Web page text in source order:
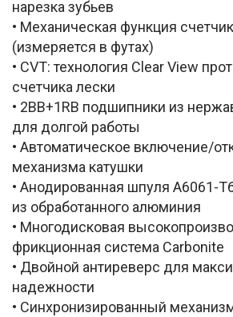
нарезка зубьев
• Механическая функция
(измеряется в футах)
• CVT: технология Clear View
счетчика лески
• 2BB+1RB подшипники из
для долгой работы
• Автоматическое включение/
механизма катушки
• Анодированная шпуля A6061-
из обработанного алюминия
• Многодисковая
фрикционная система Carbonite
• Двойной антиреверс для
надежности
• Синхронизированный